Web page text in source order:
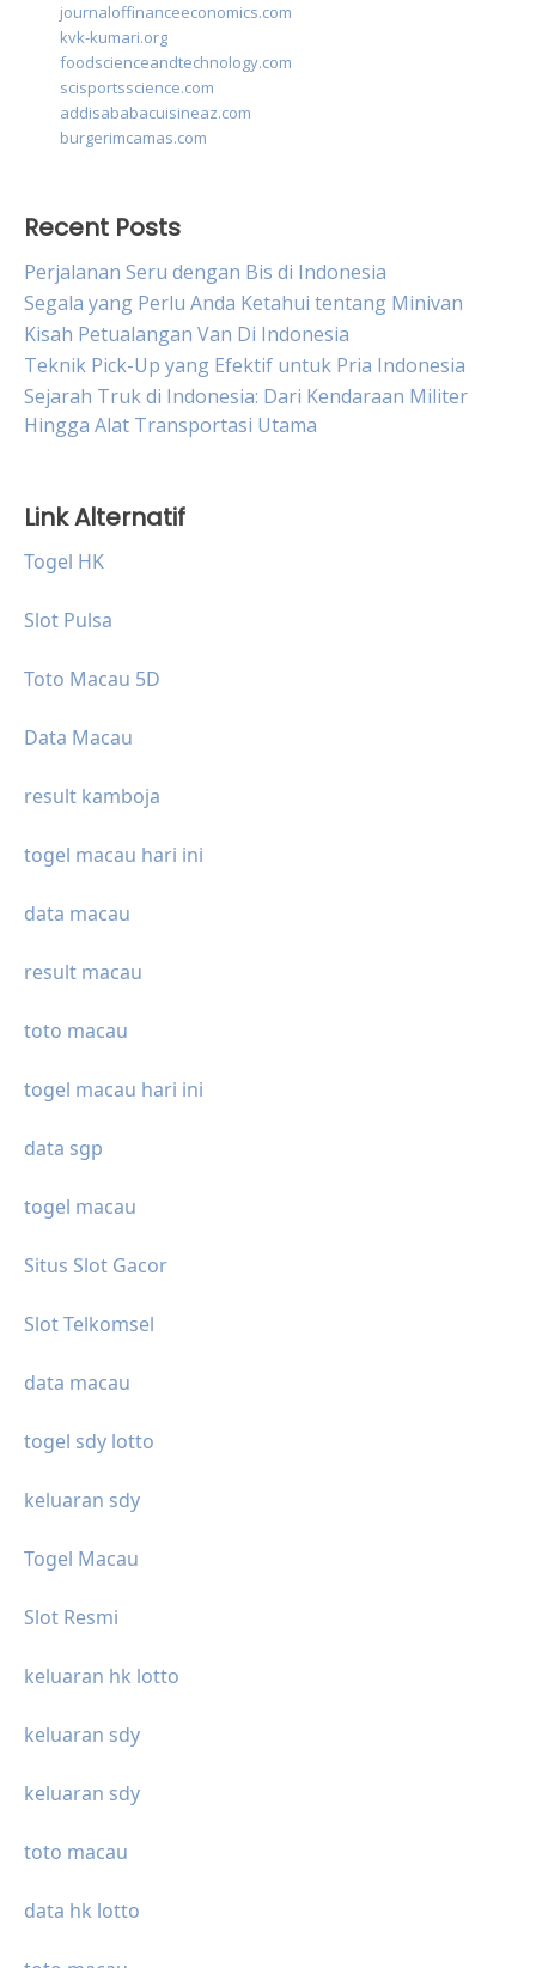
journaloffinanceeconomics.com
kvk-kumari.org
foodscienceandtechnology.com
scisportsscience.com
addisababacuisineaz.com
burgerimcamas.com
Recent Posts
Perjalanan Seru dengan Bis di Indonesia
Segala yang Perlu Anda Ketahui tentang Minivan
Kisah Petualangan Van Di Indonesia
Teknik Pick-Up yang Efektif untuk Pria Indonesia
Sejarah Truk di Indonesia: Dari Kendaraan Militer
Hingga Alat Transportasi Utama
Link Alternatif
Togel HK
Slot Pulsa
Toto Macau 5D
Data Macau
result kamboja
togel macau hari ini
data macau
result macau
toto macau
togel macau hari ini
data sgp
togel macau
Situs Slot Gacor
Slot Telkomsel
data macau
togel sdy lotto
keluaran sdy
Togel Macau
Slot Resmi
keluaran hk lotto
keluaran sdy
keluaran sdy
toto macau
data hk lotto